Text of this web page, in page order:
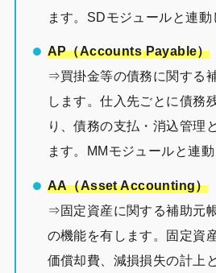
ます。SDモジュールと連動
AP（Accounts Payable）
⇒買掛金等の債務に関する
します。仕入先ごとに債務
り、債務の支払・消込管理
ます。MMモジュールと連動
AA（Asset Accounting）
⇒固定資産に関する補助元
の機能を有します。固定資
価償却費、減損損失の計上